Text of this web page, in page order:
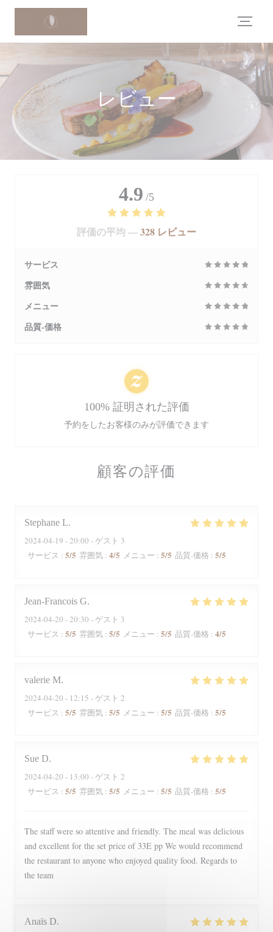
クッキー利用の管理について
レビュー
顧客の評価
Stephane L
2024-04-19 - 20:00 - ゲスト 3
サービス : 5/5 雰囲気 : 4/5 メニュー : 5/5 品質-価格 : 5/5
Jean-Francois G
2024-04-20 - 20:30 - ゲスト 3
サービス : 5/5 雰囲気 : 5/5 メニュー : 5/5 品質-価格 : 4/5
valerie M
2024-04-20 - 12:15 - ゲスト 2
サービス : 5/5 雰囲気 : 5/5 メニュー : 5/5 品質-価格 : 5/5
Sue D
2024-04-20 - 13:00 - ゲスト 2
サービス : 5/5 雰囲気 : 5/5 メニュー : 5/5 品質-価格 : 5/5
The staff were so attentive and friendly. The meal was delicious
and excellent for the set price of 33E pp We would recommend
the restaurant to anyone who enjoyed quality food. Regards to
the team
Anaïs D
4.9 /5
評価の平均 —328 レビュー
サービス
雰囲気
メニュー
品質-価格
100% 証明された評価
予約をしたお客様のみが評価できます